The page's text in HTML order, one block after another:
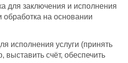
для заключения и исполнения
обработка на основании
исполнения услуги (принять
выставить счёт, обеспечить